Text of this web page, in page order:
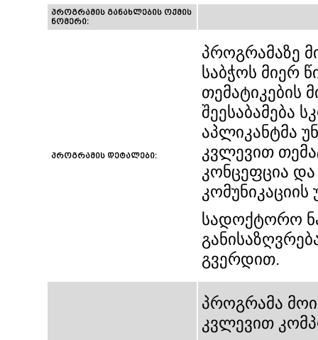
პროგრამის განახლების ოქმის
ნომერი:
პროგრამის დეტალები:
პროგრამაზე
საბჭოს მიერ
თემატიკების
შეესაბამება
აპლიკანტმა
კვლევით
კონცეფცია და
კომუნიკაციის
სადოქტორო
გვერდით.
პროგრამა
კვლევით